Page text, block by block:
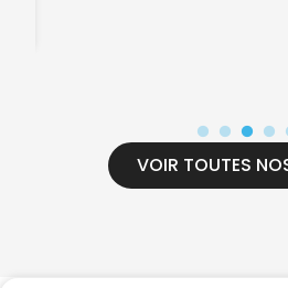
VOIR TOUTES